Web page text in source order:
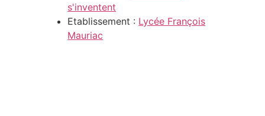
s'inventent
Etablissement : Lycée François
Mauriac